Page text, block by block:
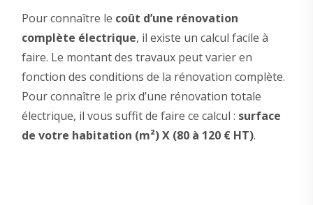
Pour connaître le coût d’une rénovation
complète électrique, il existe un calcul facile à
faire. Le montant des travaux peut varier en
fonction des conditions de la rénovation complète.
Pour connaître le prix d’une rénovation totale
électrique, il vous suffit de faire ce calcul : surface
de votre habitation (m²) X (80 à 120 € HT).